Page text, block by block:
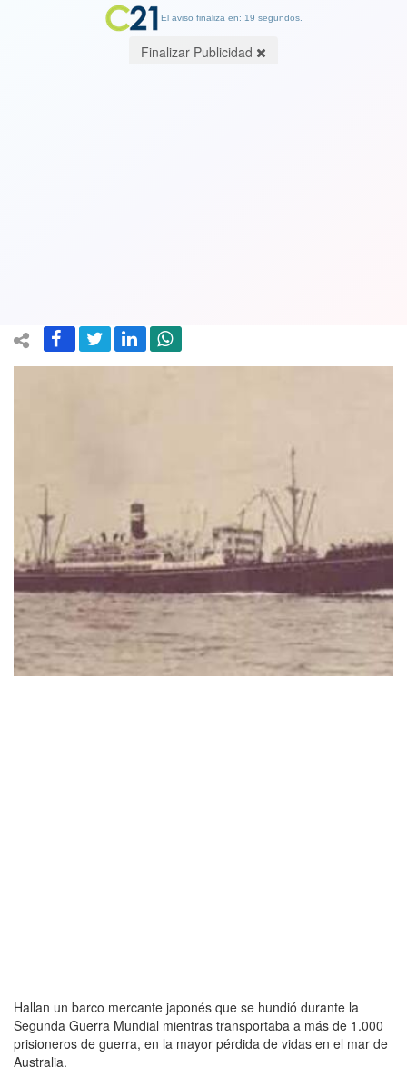
Hallan un barco mercante japonés que se hundió durante la
Segunda Guerra Mundial mientras transportaba a más de 1.000
prisioneros de guerra, en la mayor pérdida de vidas en el mar de
Australia.
El aviso finaliza en: 19 segundos.
Finalizar Publicidad